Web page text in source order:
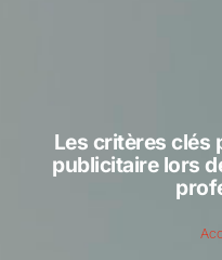
Les critères clés
publicitaire lors